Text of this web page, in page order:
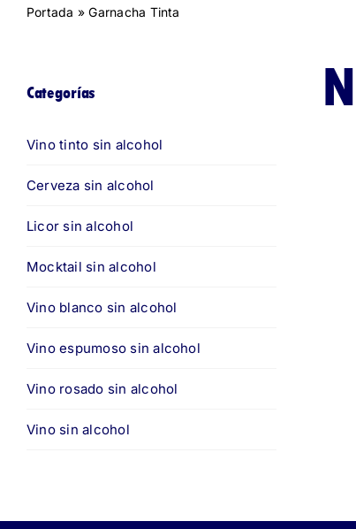
Portada »Garnacha Tinta
Categorías
Vino tinto sin alcohol
Cerveza sin alcohol
Licor sin alcohol
Mocktail sin alcohol
Vino blanco sin alcohol
Vino espumoso sin alcohol
Vino rosado sin alcohol
Vino sin alcohol